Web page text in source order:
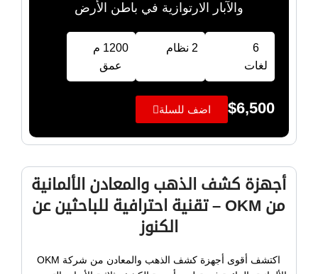
والآبار الارتوازية في باطن الأرض
6
لغات
2 نظام
1200 م
عمق
$6,500 اضف للسلة
أجهزة كشف الذهب والمعادن الألمانية
من OKM – تقنية احترافية للباحثين عن
الكنوز
اكتشف أقوى أجهزة كشف الذهب والمعادن من شركة OKM